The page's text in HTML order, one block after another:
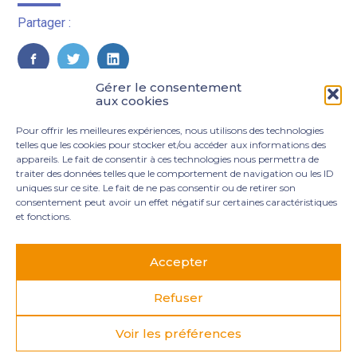
Gérer le consentement
aux cookies
Pour offrir les meilleures expériences, nous utilisons des technologies
telles que les cookies pour stocker et/ou accéder aux informations des
appareils. Le fait de consentir à ces technologies nous permettra de
traiter des données telles que le comportement de navigation ou les ID
uniques sur ce site. Le fait de ne pas consentir ou de retirer son
consentement peut avoir un effet négatif sur certaines caractéristiques
et fonctions.
Accepter
Refuser
Voir les préférences
Partager :
FaceBook
TwitterLinkedIn
Principale
3 rue Marie Dupil – La Plaine Petit Manoir – 97232 Le
MENTIONS LÉGALES
PLAN DU SITE